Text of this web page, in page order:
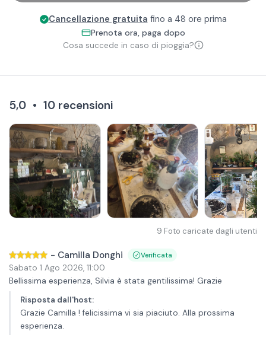
Cancellazione gratuita fino a 48 ore prima
Prenota ora, paga dopo
Cosa succede in caso di pioggia?
5,0 • 10 recensioni
9 Foto caricate dagli utenti
- Camilla Donghi Verificata
Sabato 1 Ago 2026, 11:00
Bellissima esperienza, Silvia è stata gentilissima! Grazie
Risposta dall'host:
Grazie Camilla ! felicissima vi sia piaciuto. Alla prossima
esperienza.